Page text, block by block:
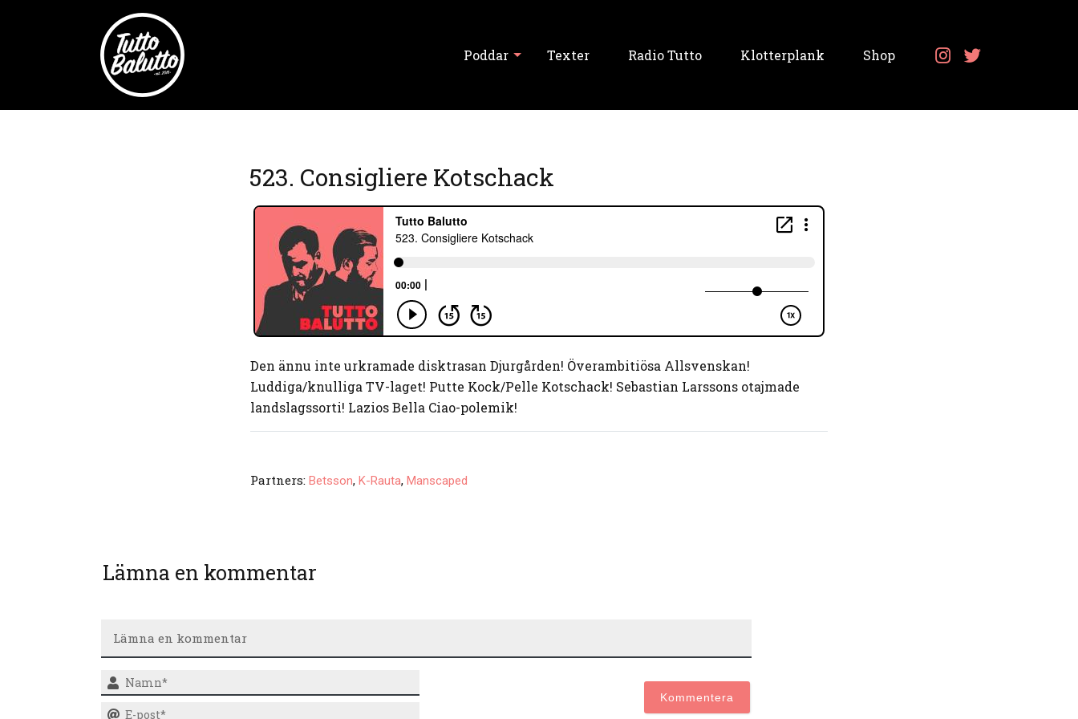
Poddar
Tutto Balutto
Never Forget
Texter Radio Tutto Klotterplank Shop
523. Consigliere Kotschack
Den ännu inte urkramade disktrasan Djurgården! Överambitiösa Allsvenskan!
Luddiga/knulliga TV-laget! Putte Kock/Pelle Kotschack! Sebastian Larssons otajmade
landslagssorti! Lazios Bella Ciao-polemik!
Partners: Betsson, K-Rauta, Manscaped
Lämna en kommentar